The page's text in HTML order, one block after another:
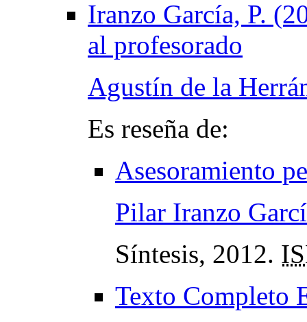
Iranzo García, P.
al profesorado
Agustín de la
Es reseña de:
Asesoramiento
Pilar Iranzo
Síntesis, 2012.
Texto Completo